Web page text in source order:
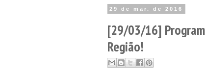
29 de mar. de 2016
[29/03/16]
Região!